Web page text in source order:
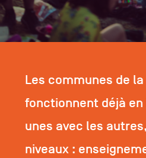
Les communes de
fonctionnent déjà
unes avec les
niveaux :